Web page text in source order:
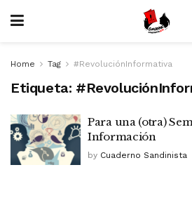
Home Tag #RevoluciónInformativa
Etiqueta:
Para una (otra)
Información
by Cuaderno Sandinista